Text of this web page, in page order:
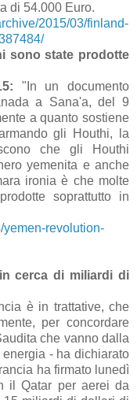
di 54.000 Euro.
2015/03/finland-
sono state prodotte
"In un documento
a Sana'a, del 9
a quanto sostiene
gli Houthi, la
che gli Houthi
yemenita e anche
ironia è che molte
soprattutto in
yemen-revolution-
cerca di miliardi di
è in trattative, che
per concordare
che vanno dalla
- ha dichiarato
ha firmato lunedì
il Qatar per aerei da